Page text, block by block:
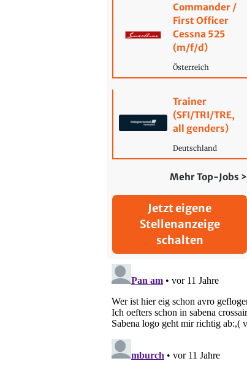
Commander /
First Officer
Cessna 525
(m/f/d)
Österreich
Trainer
(SFI/TRI/TRE,
all genders)
Deutschland
Mehr Top-Jobs >
Jetzt eigene
Stellenanzeige
schalten